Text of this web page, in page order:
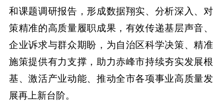
和课题调研报告，形成数据翔实、分析深入、对
策精准的高质量履职成果，有效传递基层声音、
企业诉求与群众期盼，为自治区科学决策、精准
施策提供有力支撑，助力赤峰市持续夯实发展根
基、激活产业动能、推动全市各项事业高质量发
展再上新台阶。